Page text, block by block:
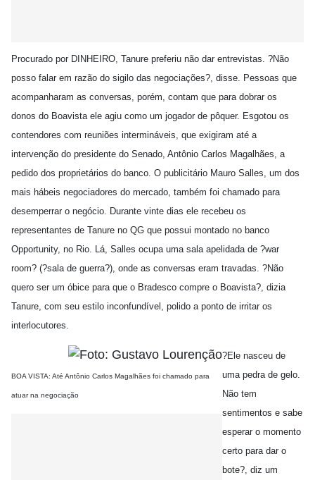
Procurado por DINHEIRO, Tanure preferiu não dar entrevistas. ?Não
posso falar em razão do sigilo das negociações?, disse. Pessoas que
acompanharam as conversas, porém, contam que para dobrar os
donos do Boavista ele agiu como um jogador de pôquer. Esgotou os
contendores com reuniões intermináveis, que exigiram até a
intervenção do presidente do Senado, Antônio Carlos Magalhães, a
pedido dos proprietários do banco. O publicitário Mauro Salles, um dos
mais hábeis negociadores do mercado, também foi chamado para
desemperrar o negócio. Durante vinte dias ele recebeu os
representantes de Tanure no QG que possui montado no banco
Opportunity, no Rio. Lá, Salles ocupa uma sala apelidada de ?war
room? (?sala de guerra?), onde as conversas eram travadas. ?Não
quero ser um óbice para que o Bradesco compre o Boavista?, dizia
Tanure, com seu estilo inconfundível, polido a ponto de irritar os
interlocutores.
BOA VISTA: Até Antônio Carlos Magalhães foi chamado para
atuar na negociação
?Ele nasceu de
uma pedra de gelo.
Não tem
sentimentos e sabe
esperar o momento
certo para dar o
bote?, diz um